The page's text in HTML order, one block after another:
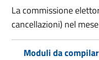
La commissione
cancellazioni) nel
Moduli da